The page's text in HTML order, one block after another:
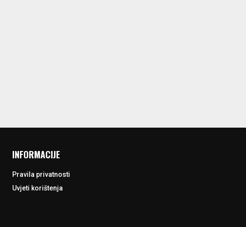
INFORMACIJE
Pravila privatnosti
Uvjeti korištenja